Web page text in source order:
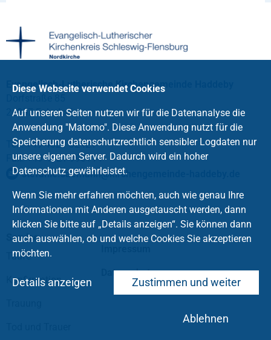
Evangelisch-Lutherische Kirchengemeinde Haddeby
24857 Fahrdorf
Tel.: +49 4621 32421
Fax: +49 4621 990114
stefanie.saemann@kirchengemeinde-haddeby
Service
Taufe
Konfirmation
Datenschutz
Diese Webseite verwendet Cookies
Auf unseren Seiten nutzen wir für die Datenanalyse die
Anwendung "Matomo". Diese Anwendung nutzt für die
Speicherung datenschutzrechtlich sensibler Logdaten nur
unsere eigenen Server. Dadurch wird ein hoher
Datenschutz gewährleistet.
Wenn Sie mehr erfahren möchten, auch wie genau Ihre
Informationen mit Anderen ausgetauscht werden, dann
klicken Sie bitte auf „Details anzeigen“. Sie können dann
auch auswählen, ob und welche Cookies Sie akzeptieren
möchten.
Zustimmen und weiter
Details anzeigen
Ablehnen